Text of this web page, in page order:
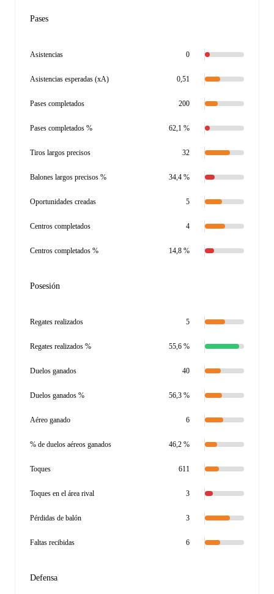
Pases
Asistencias 0
Asistencias esperadas (xA) 0,51
Pases completados 200
Pases completados % 62,1 %
Tiros largos precisos 32
Balones largos precisos % 34,4 %
Oportunidades creadas 5
Centros completados 4
Centros completados % 14,8 %
Posesión
Regates realizados 5
Regates realizados % 55,6 %
Duelos ganados 40
Duelos ganados % 56,3 %
Aéreo ganado 6
% de duelos aéreos ganados 46,2 %
Toques 611
Toques en el área rival 3
Pérdidas de balón 3
Faltas recibidas 6
Defensa